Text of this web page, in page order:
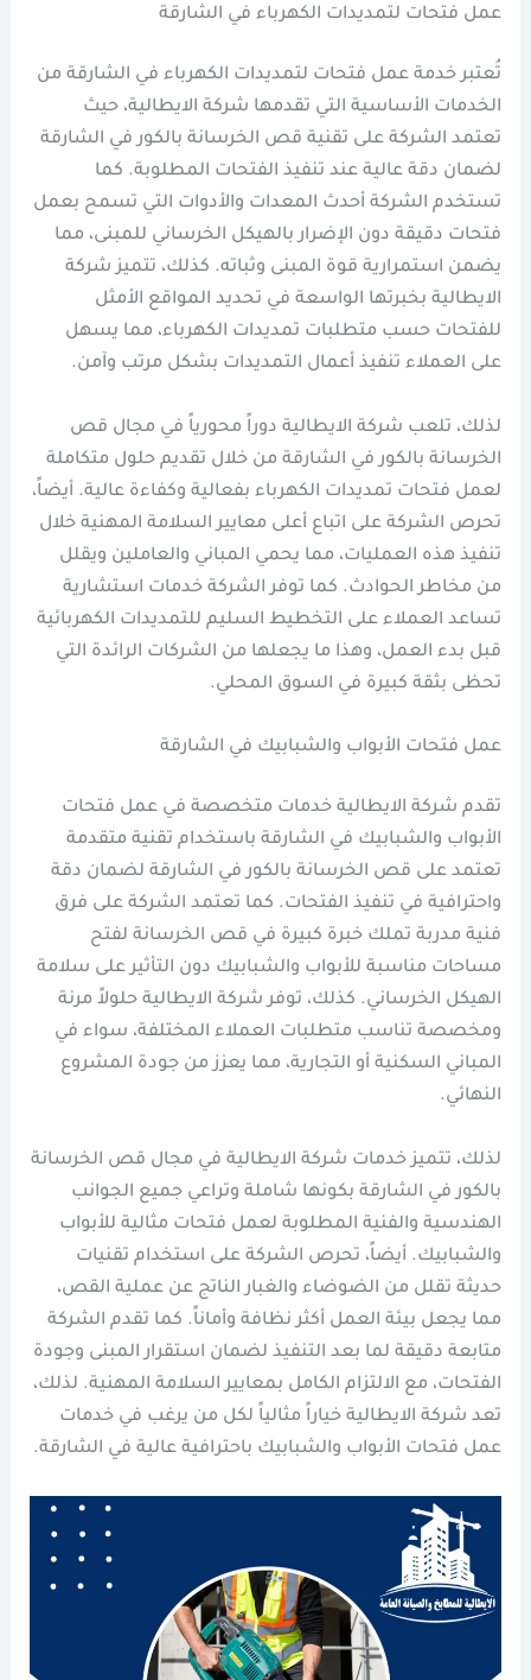
عمل فتحات لتمديدات الكهرباء في الشارقة
تُعتبر خدمة عمل فتحات لتمديدات الكهرباء في الشارقة من
الخدمات الأساسية التي تقدمها شركة الايطالية، حيث
تعتمد الشركة على تقنية قص الخرسانة بالكور في الشارقة
لضمان دقة عالية عند تنفيذ الفتحات المطلوبة. كما
تستخدم الشركة أحدث المعدات والأدوات التي تسمح بعمل
فتحات دقيقة دون الإضرار بالهيكل الخرساني للمبنى، مما
يضمن استمرارية قوة المبنى وثباته. كذلك، تتميز شركة
الايطالية بخبرتها الواسعة في تحديد المواقع الأمثل
للفتحات حسب متطلبات تمديدات الكهرباء، مما يسهل
على العملاء تنفيذ أعمال التمديدات بشكل مرتب وآمن.
لذلك، تلعب شركة الايطالية دوراً محورياً في مجال قص
الخرسانة بالكور في الشارقة من خلال تقديم حلول متكاملة
لعمل فتحات تمديدات الكهرباء بفعالية وكفاءة عالية. أيضاً،
تحرص الشركة على اتباع أعلى معايير السلامة المهنية خلال
تنفيذ هذه العمليات، مما يحمي المباني والعاملين ويقلل
من مخاطر الحوادث. كما توفر الشركة خدمات استشارية
تساعد العملاء على التخطيط السليم للتمديدات الكهربائية
قبل بدء العمل، وهذا ما يجعلها من الشركات الرائدة التي
تحظى بثقة كبيرة في السوق المحلي.
عمل فتحات الأبواب والشبابيك في الشارقة
تقدم شركة الايطالية خدمات متخصصة في عمل فتحات
الأبواب والشبابيك في الشارقة باستخدام تقنية متقدمة
تعتمد على قص الخرسانة بالكور في الشارقة لضمان دقة
واحترافية في تنفيذ الفتحات. كما تعتمد الشركة على فرق
فنية مدربة تملك خبرة كبيرة في قص الخرسانة لفتح
مساحات مناسبة للأبواب والشبابيك دون التأثير على سلامة
الهيكل الخرساني. كذلك، توفر شركة الايطالية حلولاً مرنة
ومخصصة تناسب متطلبات العملاء المختلفة، سواء في
المباني السكنية أو التجارية، مما يعزز من جودة المشروع
النهائي.
لذلك، تتميز خدمات شركة الايطالية في مجال قص الخرسانة
بالكور في الشارقة بكونها شاملة وتراعي جميع الجوانب
الهندسية والفنية المطلوبة لعمل فتحات مثالية للأبواب
والشبابيك. أيضاً، تحرص الشركة على استخدام تقنيات
حديثة تقلل من الضوضاء والغبار الناتج عن عملية القص،
مما يجعل بيئة العمل أكثر نظافة وأماناً. كما تقدم الشركة
متابعة دقيقة لما بعد التنفيذ لضمان استقرار المبنى وجودة
الفتحات، مع الالتزام الكامل بمعايير السلامة المهنية. لذلك،
تعد شركة الايطالية خياراً مثالياً لكل من يرغب في خدمات
عمل فتحات الأبواب والشبابيك باحترافية عالية في الشارقة.